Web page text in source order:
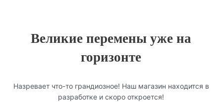
Великие перемены уже на
горизонте
Назревает что-то грандиозное! Наш магазин находится в
разработке и скоро откроется!